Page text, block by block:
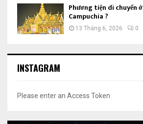
Phương tiện di chuyển ở
Campuchia ?
13 Tháng 6, 2026 0
INSTAGRAM
Please enter an Access Token